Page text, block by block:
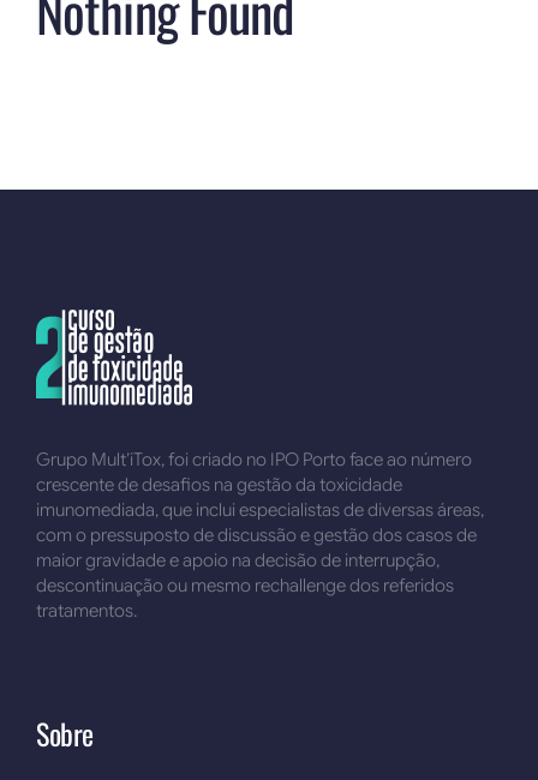
Grupo Mult’iTox, foi criado no IPO Porto face ao número
crescente de desafios na gestão da toxicidade
imunomediada, que inclui especialistas de diversas áreas,
com o pressuposto de discussão e gestão dos casos de
maior gravidade e apoio na decisão de interrupção,
descontinuação ou mesmo rechallenge dos referidos
tratamentos.
Sobre